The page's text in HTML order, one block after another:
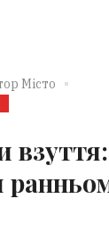
Місто